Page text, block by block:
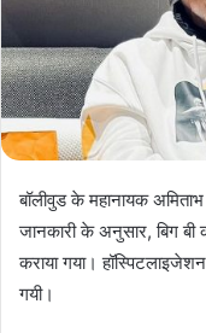
बॉलीवुड के महानायक
जानकारी के अनुसार, बिग बी
कराया गया।
गयी।